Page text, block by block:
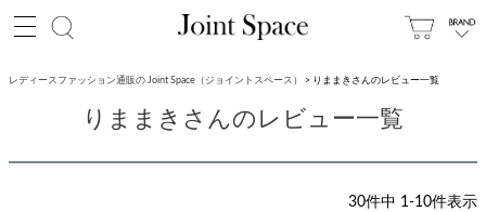
レディースファッション通販の Joint Space（ジョイントスペース） りままきさんのレビュー一覧
りままきさんのレビュー一覧
30件中 1-10件表示